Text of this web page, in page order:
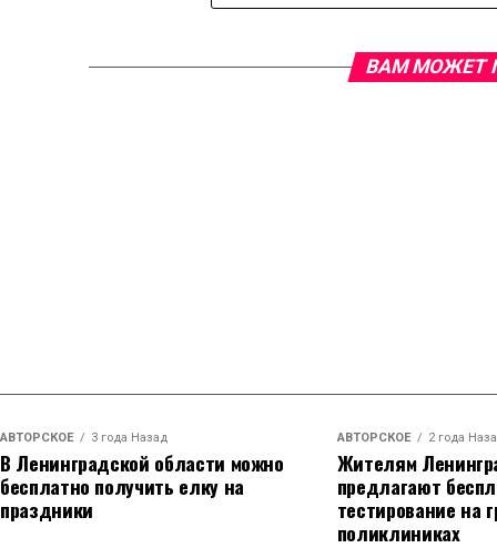
ВАМ МОЖЕТ
АВТОРСКОЕ 3 года Назад
В Ленинградской области можно
бесплатно получить елку на
праздники
АВТОРСКОЕ 2 года
Жителям
предлагают
тестирование на
поликлиниках